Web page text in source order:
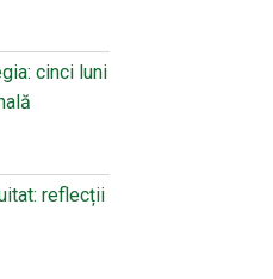
cinci luni
reflecții